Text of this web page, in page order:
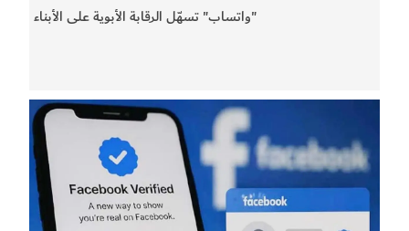
"واتساب" تسهّل الرقابة الأبوية على الأبناء